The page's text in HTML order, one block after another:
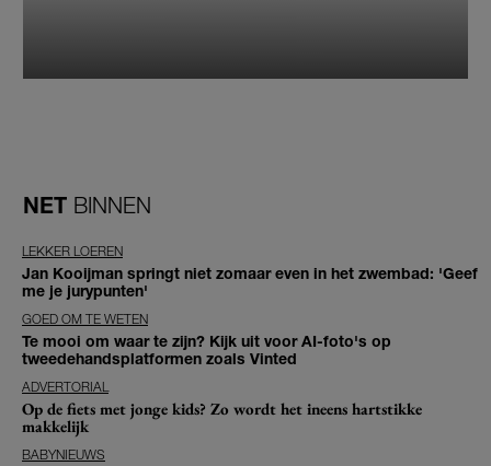
NET BINNEN
LEKKER LOEREN
Jan Kooijman springt niet zomaar even in het zwembad: 'Geef
me je jurypunten'
GOED OM TE WETEN
Te mooi om waar te zijn? Kijk uit voor AI-foto's op
tweedehandsplatformen zoals Vinted
ADVERTORIAL
Op de fiets met jonge kids? Zo wordt het ineens hartstikke
makkelijk
BABYNIEUWS